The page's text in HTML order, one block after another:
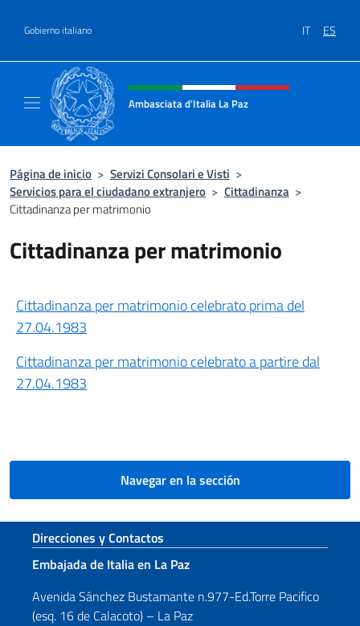
Gobierno italiano IT ES
Encabezado del sitio web,
Ambasciata d'Italia La Paz
Página de inicio > Servizi Consolari e Visti >
Servicios para el ciudadano extranjero > Cittadinanza >
Cittadinanza per matrimonio
Cittadinanza per matrimonio
Cittadinanza per matrimonio celebrato prima del
27.04.1983
Cittadinanza per matrimonio celebrato a partire dal
27.04.1983
Navegar en la sección
Sezione footer
Direcciones y Contactos
Embajada de Italia en La Paz
Avenida Sánchez Bustamante n.977-Ed.Torre Pacifico
(esq. 16 de Calacoto) – La Paz